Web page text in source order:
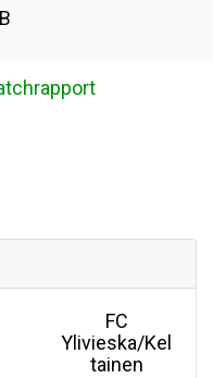
FC
Ylivieska/Kel
tainen